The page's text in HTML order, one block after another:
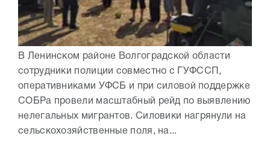
В Ленинском районе Волгоградской области
сотрудники полиции совместно с ГУФССП,
оперативниками УФСБ и при силовой поддержке
СОБРа провели масштабный рейд по выявлению
нелегальных мигрантов. Силовики нагрянули на
сельскохозяйственные поля, на...